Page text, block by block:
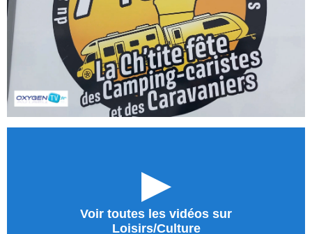
►
Voir toutes les vidéos sur
Loisirs/Culture